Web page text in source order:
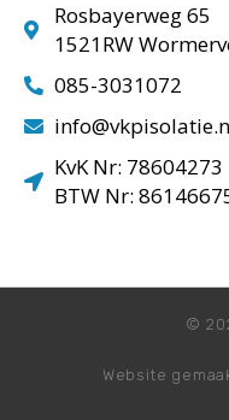
Rosbayerweg 65
1521RW
085-3031072
KvK Nr: 78604273
BTW Nr:
©
Website